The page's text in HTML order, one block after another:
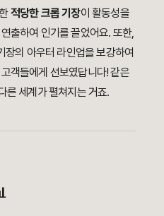
적당한 크롭 기장이 활동성을
출하여 인기를 끌었어요. 또한,
장의 아우터 라인업을 보강하여
객들에게 선보였답니다! 같은
른 세계가 펼쳐지는 거죠.